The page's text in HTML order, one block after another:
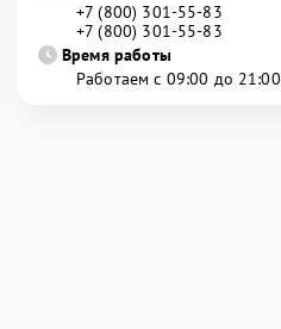
+7 (800) 301-55-83
+7 (800) 301-55-83
Время работы
Работаем с 09:00 до 21:00